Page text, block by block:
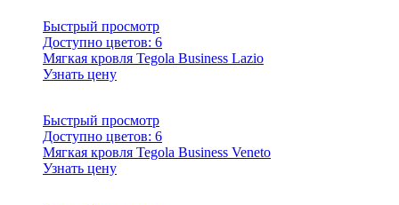
Быстрый просмотр
Доступно цветов: 6
Мягкая кровля Tegola Business Lazio
Узнать цену
Быстрый просмотр
Доступно цветов: 6
Мягкая кровля Tegola Business Veneto
Узнать цену